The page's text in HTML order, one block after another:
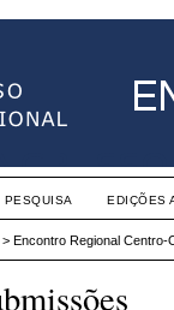
PESQUISA EDIÇÕES
> Encontro Regional Centro-